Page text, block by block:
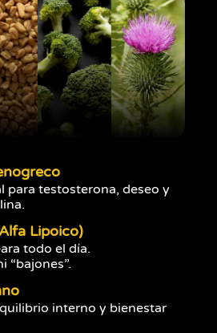
para testosterona, deseo y
Lipoico)
todo el día.
“bajones”.
interno y bienestar